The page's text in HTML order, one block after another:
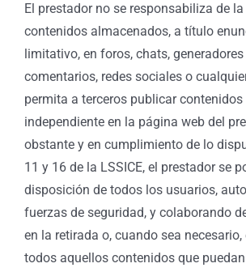
El prestador no se responsabiliza de
contenidos almacenados, a título
limitativo, en foros, chats,
comentarios, redes sociales o
permita a terceros publicar
independiente en la página web del
obstante y en cumplimiento de lo
11 y 16 de la LSSICE, el prestador se
disposición de todos los usuarios,
fuerzas de seguridad, y colaborando
en la retirada o, cuando sea
todos aquellos contenidos que